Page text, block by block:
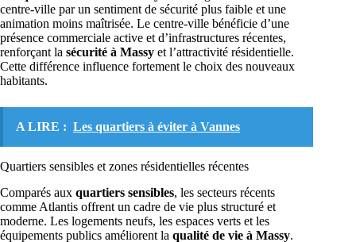
centre-ville par un sentiment de sécurité plus faible et une
animation moins maîtrisée. Le centre-ville bénéficie d’une
présence commerciale active et d’infrastructures récentes,
renforçant la sécurité à Massy et l’attractivité résidentielle.
Cette différence influence fortement le choix des nouveaux
habitants.
A LIRE : Les quartiers à éviter à Vannes
Quartiers sensibles et zones résidentielles récentes
Comparés aux quartiers sensibles, les secteurs récents
comme Atlantis offrent un cadre de vie plus structuré et
moderne. Les logements neufs, les espaces verts et les
équipements publics améliorent la qualité de vie à Massy.